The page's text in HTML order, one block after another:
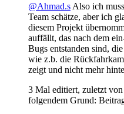
@Ahmad.s Also ich
Team schätze, aber ich
diesem Projekt
auffällt, das nach dem
Bugs entstanden sind,
wie z.b. die
zeigt und nicht mehr
3 Mal editiert, zuletzt von
folgendem Grund: